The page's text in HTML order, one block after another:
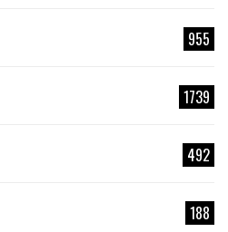
955
1739
492
188